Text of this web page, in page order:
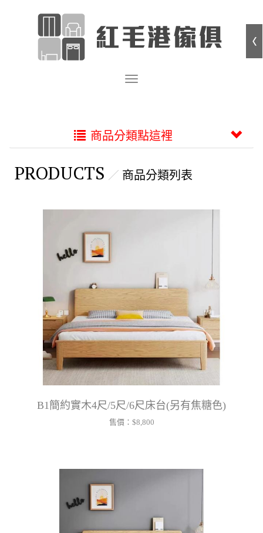
商品分類點這裡
PRODUCTS 商品分類列表
B1簡約實木4尺/5尺/6尺床台(另有焦糖色)
售價： $8,800